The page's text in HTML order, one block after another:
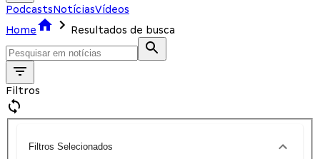
PodcastsNotíciasVídeos
Home
Resultados de busca
Filtros
Filtros Selecionados